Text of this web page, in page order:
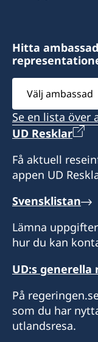
Hitta
Välj
ambassad
Se en lista över
UD Resklar
Få aktuell
appen UD
Svensklistan
Lämna
hur du kan
UD:s
På
som du har
utlandsresa.